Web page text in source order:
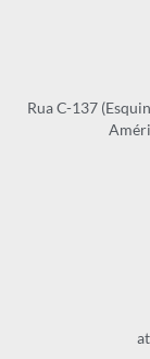
Rua C-137